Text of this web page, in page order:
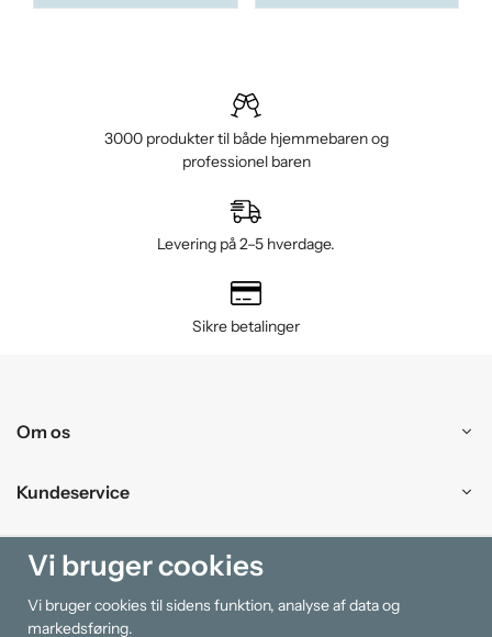
3000 produkter til både hjemmebaren og
professionel baren
Levering på 2–5 hverdage.
Sikre betalinger
Om os
Kundeservice
Handle ind
Information
Vi bruger cookies
Vi bruger cookies til sidens funktion, analyse af data og
markedsføring.